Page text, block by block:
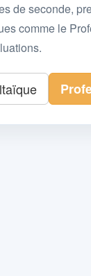
de seconde,
comme le